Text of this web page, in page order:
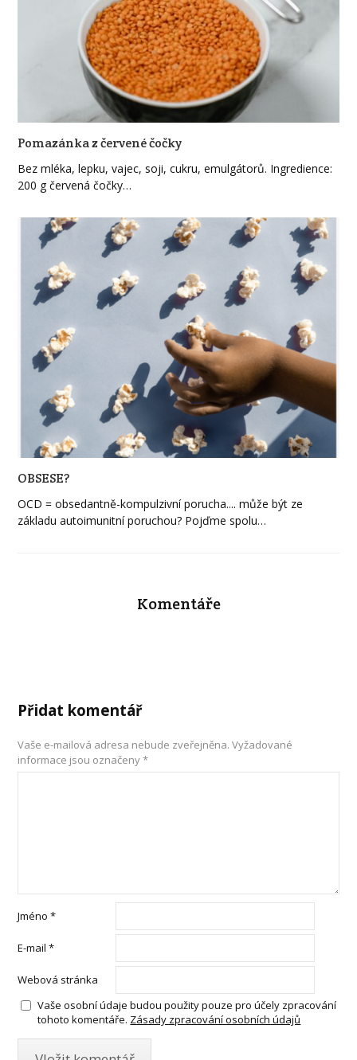
Pomazánka z červené čočky
Bez mléka, lepku, vajec, soji, cukru, emulgátorů. Ingredience:
200 g červená čočky…
OBSESE?
OCD = obsedantně-kompulzivní porucha.... může být ze
základu autoimunitní poruchou? Pojďme spolu…
Komentáře
Přidat komentář
Vaše e-mailová adresa nebude zveřejněna. Vyžadované
informace jsou označeny*
Jméno*
E-mail*
Webová stránka
Vaše osobní údaje budou použity pouze pro účely zpracování
tohoto komentáře. Zásady zpracování osobních údajů